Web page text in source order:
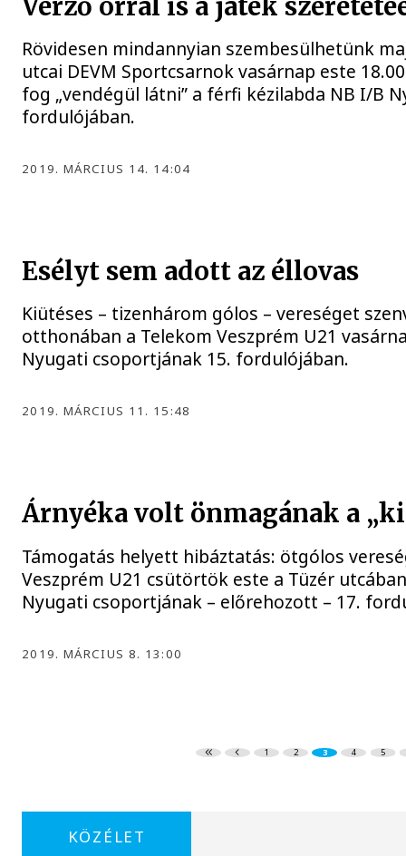
Vérző orral is a játék
Rövidesen mindannyian szembesülhetünk
utcai DEVM Sportcsarnok vasárnap este
fog „vendégül látni” a férfi kézilabda NB I/B
fordulójában.
2019. MÁRCIUS 14. 14:04
Esélyt sem adott az éllovas
Kiütéses – tizenhárom gólos – vereséget
otthonában a Telekom Veszprém U21
Nyugati csoportjának 15. fordulójában.
2019. MÁRCIUS 11. 15:48
Árnyéka volt önmagának a
Támogatás helyett hibáztatás: ötgólos
Veszprém U21 csütörtök este a Tüzér
Nyugati csoportjának – előrehozott – 17.
2019. MÁRCIUS 8. 13:00
1 2 3 4 5
KÖZÉLET